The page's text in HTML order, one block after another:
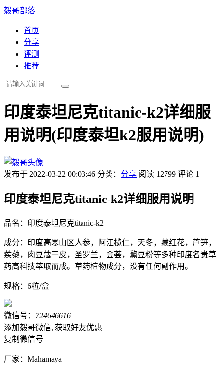
毅哥部落
首页
分享
评测
推荐
印度泰坦尼克titanic-k2详细服
用说明(印度泰坦k2服用说明)
发布于 2022-03-22 00:03:46 分类： 分享 阅读 12799 评论 1
印度泰坦尼克titanic-k2详细服用说明
品名：印度泰坦尼克titanic-k2
成分：印度高寒山区人参，阿江榄仁，天冬，藏红花，芦笋，
蒺藜，肉豆蔻干皮，圣罗兰，金荟，黧豆粉等多种印度名贵草
药高科技萃取而成。草药植物成分，没有任何副作用。
规格：6粒/盒
微信号： 724646616
添加毅哥微信, 获取好友优惠
复制微信号
厂家：Mahamaya